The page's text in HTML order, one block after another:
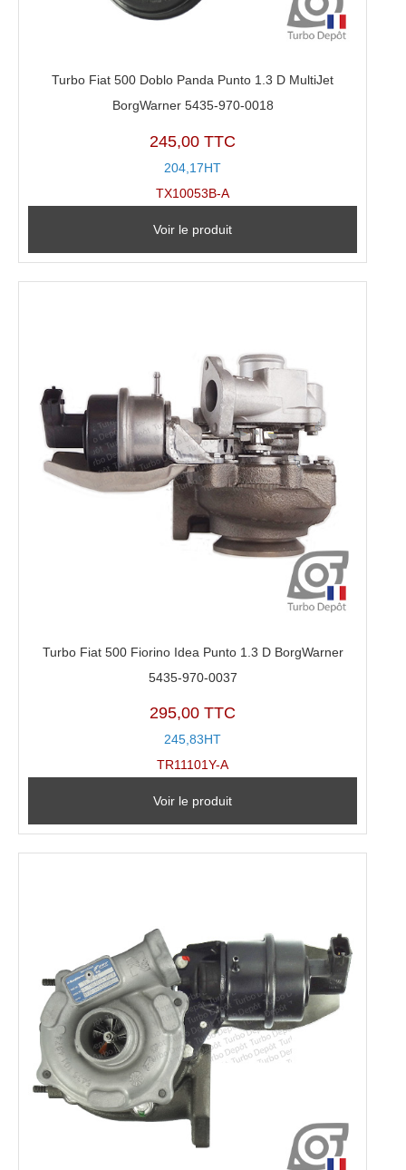
Turbo Fiat 500 Doblo Panda Punto 1.3 D MultiJet
BorgWarner 5435-970-0018
245,00 TTC
204,17HT
TX10053B-A
Voir le produit
Turbo Fiat 500 Fiorino Idea Punto 1.3 D BorgWarner
5435-970-0037
295,00 TTC
245,83HT
TR11101Y-A
Voir le produit